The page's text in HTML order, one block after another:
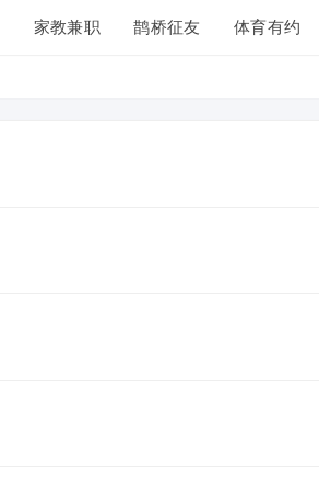
家教兼职 鹊桥征友 体育有约